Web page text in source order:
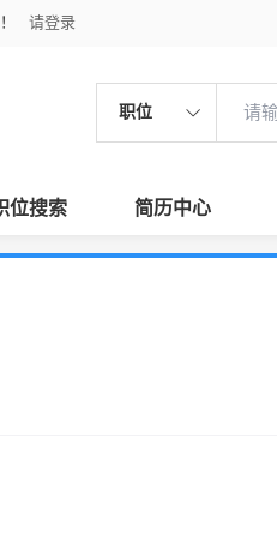
请登录
职位
位搜索 简历中心